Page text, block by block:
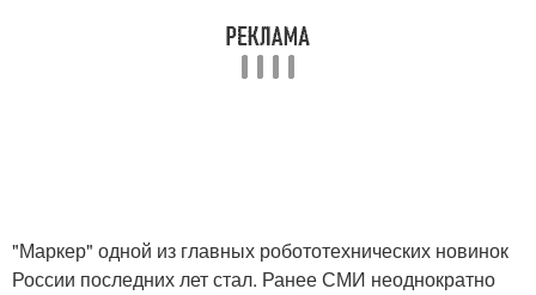
"Маркер" одной из главных робототехнических новинок
России последних лет стал. Ранее СМИ неоднократно